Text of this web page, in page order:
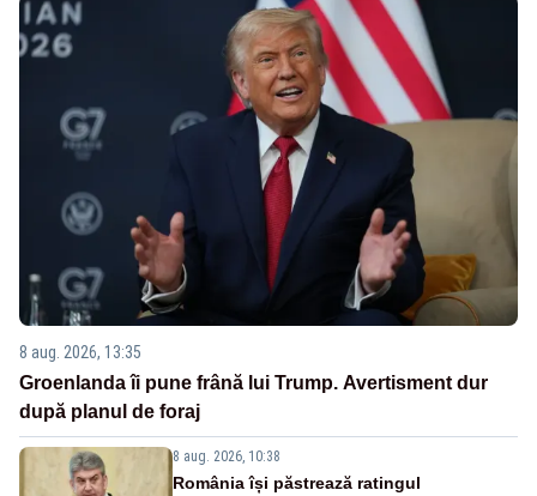
8 aug. 2026, 13:35
Groenlanda îi pune frână lui Trump. Avertisment dur
după planul de foraj
8 aug. 2026, 10:38
România își păstrează ratingul